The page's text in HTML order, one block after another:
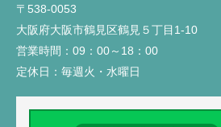
〒538-0053
大阪府大阪市鶴見区鶴見５丁目1-10
営業時間： 09：00～18：00
定休日： 毎週火・水曜日